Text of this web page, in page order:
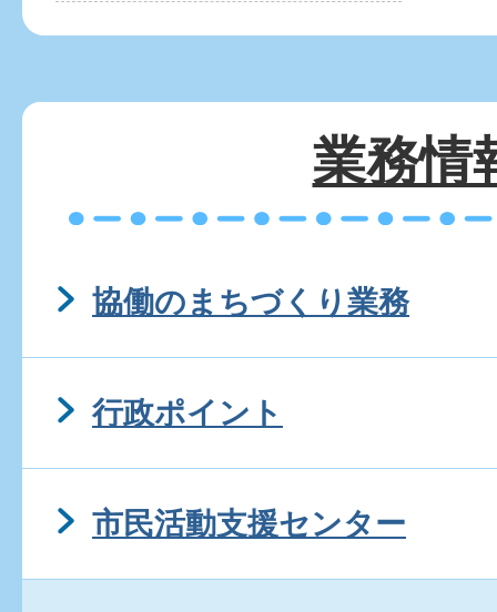
業務情
協働のまちづくり業務
行政ポイント
市民活動支援センター